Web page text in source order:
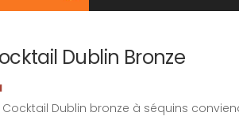
Dublin Bronze
Cocktail Dublin bronze à séquins